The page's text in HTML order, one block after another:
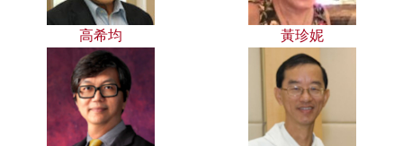
高希均 黃珍妮